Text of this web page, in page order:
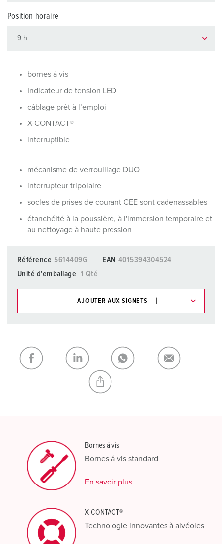
Position horaire
bornes á vis
Indicateur de tension LED
câblage prêt à l’emploi
X-CONTACT®
interruptible
mécanisme de verrouillage DUO
interrupteur tripolaire
socles de prises de courant CEE sont cadenassables
étanchéité à la poussière, à l'immersion temporaire et
au nettoyage à haute pression
Référence 5614409G EAN 4015394304524
Unité d'emballage
1 Qté
AJOUTER AUX SIGNETS
Ma liste AJOUTER
CRÉER UNE NOUVELLE LISTE
Bornes á vis
Bornes á vis standard
En savoir plus
X-CONTACT®
Technologie innovantes à alvéoles